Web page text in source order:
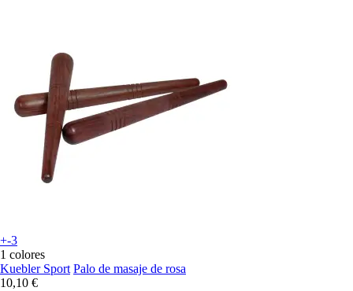
+-3
1 colores
Kuebler Sport Palo de masaje de rosa
10,10 €